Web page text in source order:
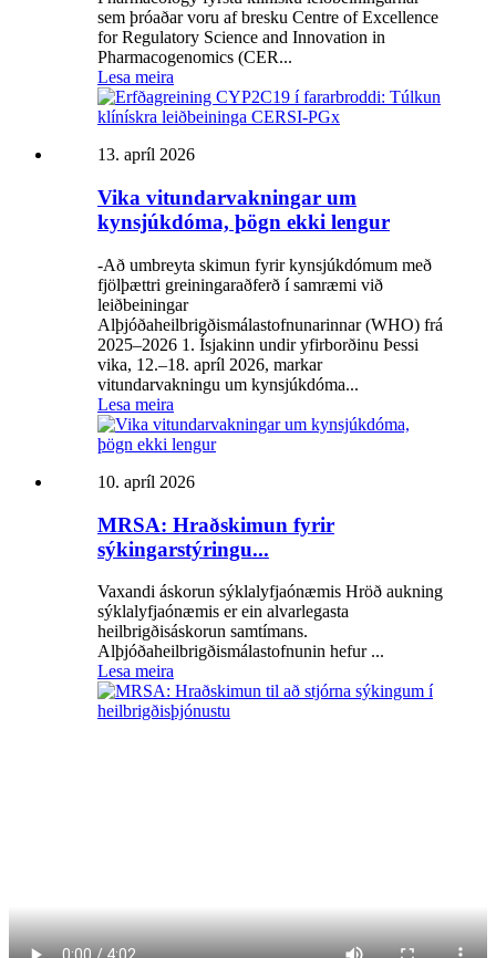
sem þróaðar voru af bresku Centre of Excellence
for Regulatory Science and Innovation in
Pharmacogenomics (CER...
Lesa meira
13. apríl 2026
Vika vitundarvakningar um
kynsjúkdóma, þögn ekki lengur
-Að umbreyta skimun fyrir kynsjúkdómum með
fjölþættri greiningaraðferð í samræmi við
leiðbeiningar
Alþjóðaheilbrigðismálastofnunarinnar (WHO) frá
2025–2026 1. Ísjakinn undir yfirborðinu Þessi
vika, 12.–18. apríl 2026, markar
vitundarvakningu um kynsjúkdóma...
Lesa meira
10. apríl 2026
MRSA: Hraðskimun fyrir
sýkingarstýringu...
Vaxandi áskorun sýklalyfjaónæmis Hröð aukning
sýklalyfjaónæmis er ein alvarlegasta
heilbrigðisáskorun samtímans.
Alþjóðaheilbrigðismálastofnunin hefur ...
Lesa meira